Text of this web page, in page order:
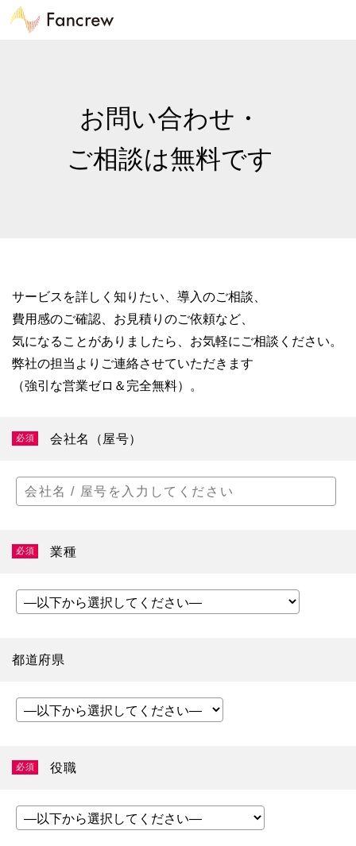
お問い合わせ・
ご相談は無料です
サービスを詳しく知りたい、導入のご相談、
費用感のご確認、お見積りのご依頼など、
気になることがありましたら、お気軽にご相談ください。
弊社の担当よりご連絡させていただきます
（強引な営業ゼロ＆完全無料）。
必須 会社名（屋号）
必須 業種
都道府県
必須 役職